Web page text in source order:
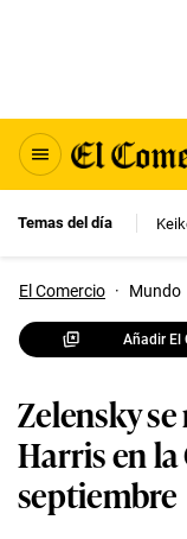
Temas del día
El Comercio · Mundo
Añadir El
Zelensky
Harris en la
septiembre